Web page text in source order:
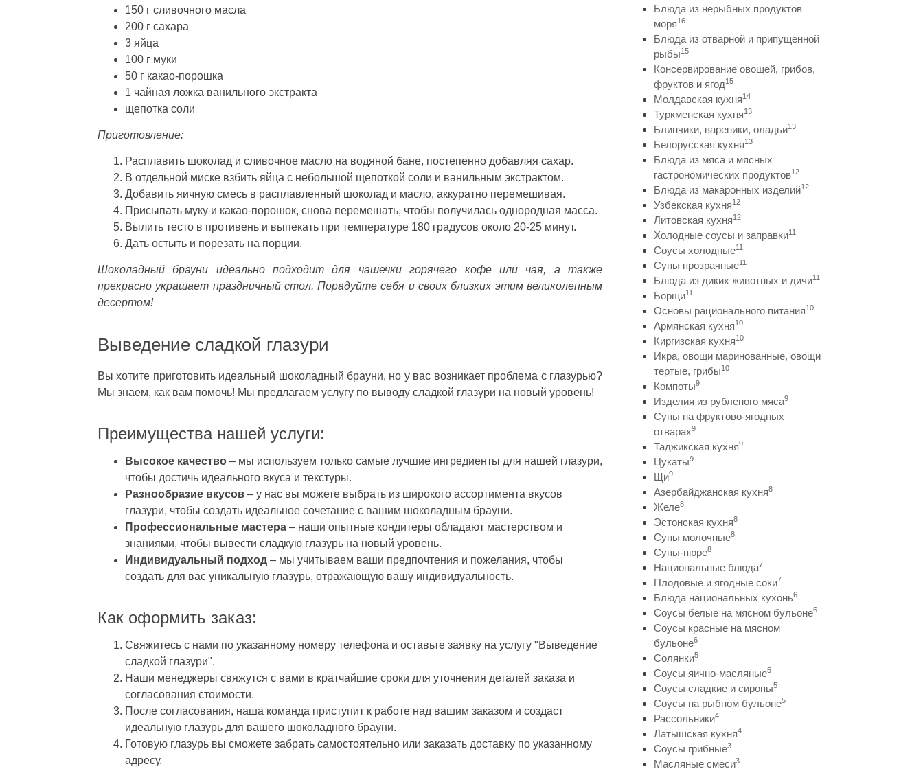
150 г сливочного масла
200 г сахара
3 яйца
100 г муки
50 г какао-порошка
1 чайная ложка ванильного экстракта
щепотка соли
Приготовление:
Расплавить шоколад и сливочное масло на водяной бане, постепенно добавляя сахар.
В отдельной миске взбить яйца с небольшой щепоткой соли и ванильным экстрактом.
Добавить яичную смесь в расплавленный шоколад и масло, аккуратно перемешивая.
Присыпать муку и какао-порошок, снова перемешать, чтобы получилась однородная масса.
Вылить тесто в противень и выпекать при температуре 180 градусов около 20-25 минут.
Дать остыть и порезать на порции.
Шоколадный брауни идеально подходит для чашечки горячего кофе или чая, а также
прекрасно украшает праздничный стол. Порадуйте себя и своих близких этим великолепным
десертом!
Выведение сладкой глазури
Вы хотите приготовить идеальный шоколадный брауни, но у вас возникает проблема с глазурью?
Мы знаем, как вам помочь! Мы предлагаем услугу по выводу сладкой глазури на новый уровень!
Преимущества нашей услуги:
Высокое качество – мы используем только самые лучшие ингредиенты для нашей глазури,
чтобы достичь идеального вкуса и текстуры.
Разнообразие вкусов – у нас вы можете выбрать из широкого ассортимента вкусов
глазури, чтобы создать идеальное сочетание с вашим шоколадным брауни.
Профессиональные мастера – наши опытные кондитеры обладают мастерством и
знаниями, чтобы вывести сладкую глазурь на новый уровень.
Индивидуальный подход – мы учитываем ваши предпочтения и пожелания, чтобы
создать для вас уникальную глазурь, отражающую вашу индивидуальность.
Как оформить заказ:
Свяжитесь с нами по указанному номеру телефона и оставьте заявку на услугу "Выведение
сладкой глазури".
Наши менеджеры свяжутся с вами в кратчайшие сроки для уточнения деталей заказа и
согласования стоимости.
После согласования, наша команда приступит к работе над вашим заказом и создаст
идеальную глазурь для вашего шоколадного брауни.
Готовую глазурь вы сможете забрать самостоятельно или заказать доставку по указанному
адресу.
Блюда из нерыбных продуктов
моря16
Блюда из отварной и припущенной
рыбы15
Консервирование овощей, грибов,
фруктов и ягод15
Молдавская кухня14
Туркменская кухня13
Блинчики, вареники, оладьи13
Белорусская кухня13
Блюда из мяса и мясных
гастрономических продуктов12
Блюда из макаронных изделий12
Узбекская кухня12
Литовская кухня12
Холодные соусы и заправки11
Соусы холодные11
Супы прозрачные11
Блюда из диких животных и дичи11
Борщи11
Основы рационального питания10
Армянская кухня10
Киргизская кухня10
Икра, овощи маринованные, овощи
тертые, грибы10
Компоты9
Изделия из рубленого мяса9
Супы на фруктово-ягодных
отварах9
Таджикская кухня9
Цукаты9
Щи9
Азербайджанская кухня8
Желе8
Эстонская кухня8
Супы молочные8
Супы-пюре8
Национальные блюда7
Плодовые и ягодные соки7
Блюда национальных кухонь6
Соусы белые на мясном бульоне6
Соусы красные на мясном
бульоне6
Солянки5
Соусы яично-масляные5
Соусы сладкие и сиропы5
Соусы на рыбном бульоне5
Рассольники4
Латышская кухня4
Соусы грибные3
Масляные смеси3